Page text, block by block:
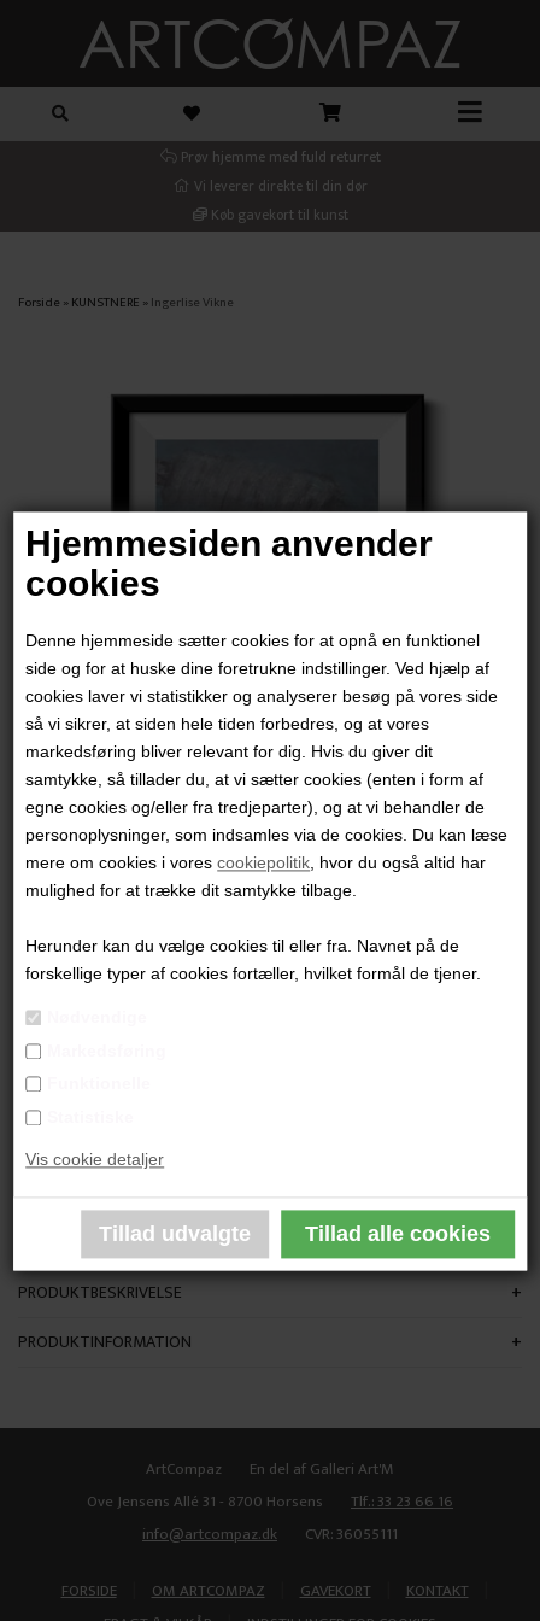
Hjemmesiden anvender
cookies
Denne hjemmeside sætter cookies for at opnå en funktionel
side og for at huske dine foretrukne indstillinger. Ved hjælp af
cookies laver vi statistikker og analyserer besøg på vores side
så vi sikrer, at siden hele tiden forbedres, og at vores
markedsføring bliver relevant for dig. Hvis du giver dit
samtykke, så tillader du, at vi sætter cookies (enten i form af
egne cookies og/eller fra tredjeparter), og at vi behandler de
personoplysninger, som indsamles via de cookies. Du kan læse
mere om cookies i vorescookiepolitik, hvor du også altid har
mulighed for at trække dit samtykke tilbage.
Herunder kan du vælge cookies til eller fra. Navnet på de
forskellige typer af cookies fortæller, hvilket formål de tjener.
Vis cookie detaljer
Prøv hjemme med fuld returret
Vi leverer direkte til din dør
Køb gavekort til kunst
Forside »KUNSTNERE »Ingerlise Vikne
Ingerlise Vikne
1.800,00DKK
"The Last Thing You Could Expect"
53 x 40 cm.
Sort træramme med passe partout
PRODUKTBESKRIVELSE
PRODUKTINFORMATION
ArtCompaz
En del af Galleri Art'M
Ove Jensens Allé 31 - 8700 Horsens
Tlf.: 33 23 66 16
info@artcompaz.dk
CVR: 36055111
FORSIDE OM ARTCOMPAZ GAVEKORT KONTAKT